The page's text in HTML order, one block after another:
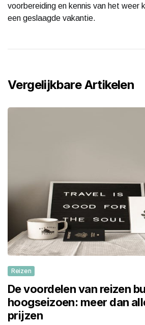
voorbereiding en kennis van het weer
een geslaagde vakantie.
Vergelijkbare Artikelen
Reizen
De voordelen van reizen
hoogseizoen: meer dan
prijzen